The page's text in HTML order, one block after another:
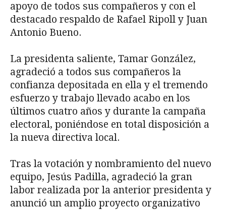
apoyo de todos sus compañeros y con el
destacado respaldo de Rafael Ripoll y Juan
Antonio Bueno.
La presidenta saliente, Tamar González,
agradeció a todos sus compañeros la
confianza depositada en ella y el tremendo
esfuerzo y trabajo llevado acabo en los
últimos cuatro años y durante la campaña
electoral, poniéndose en total disposición a
la nueva directiva local.
Tras la votación y nombramiento del nuevo
equipo, Jesús Padilla, agradeció la gran
labor realizada por la anterior presidenta y
anunció un amplio proyecto organizativo